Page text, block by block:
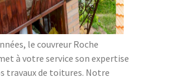
le couvreur Roche
à votre service son expertise
travaux de toitures. Notre